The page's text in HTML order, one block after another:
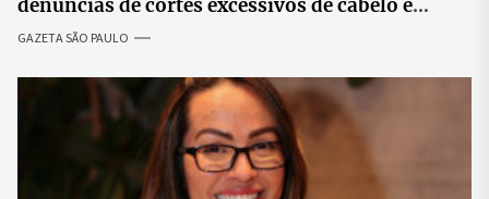
denúncias de cortes excessivos de cabelo e
revolta entre candidatas
GAZETA SÃO PAULO